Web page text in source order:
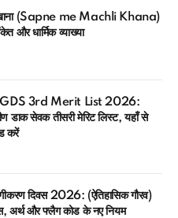
(Sapne me Machli Khana)
धार्मिक व्याख्या
3rd Merit List 2026:
डाक सेवक तीसरी मेरिट लिस्ट, यहाँ से
करें
दिवस 2026: (ऐतिहासिक गौरव)
अर्थ और फ्लैग कोड के नए नियम